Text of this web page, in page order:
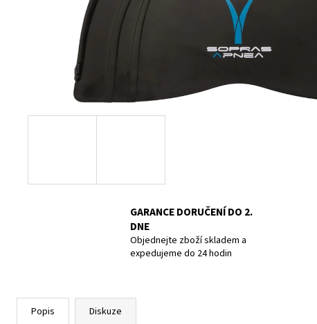
GARANCE DORUČENÍ DO 2.
DNE
Objednejte zboží skladem a
expedujeme do 24 hodin
Popis Diskuze
GR.L
819 Kč